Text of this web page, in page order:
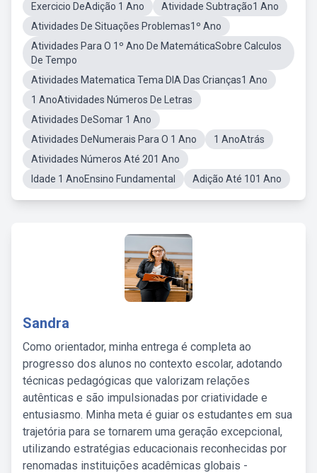
Exercicio DeAdição 1 Ano
Atividade Subtração1 Ano
Atividades De Situações Problemas1º Ano
Atividades Para O 1º Ano De MatemáticaSobre Calculos
De Tempo
Atividades Matematica Tema DIA Das Crianças1 Ano
1 AnoAtividades Números De Letras
Atividades DeSomar 1 Ano
Atividades DeNumerais Para O 1 Ano
1 AnoAtrás
Atividades Números Até 201 Ano
Idade 1 AnoEnsino Fundamental
Adição Até 101 Ano
Sandra
Como orientador, minha entrega é completa ao
progresso dos alunos no contexto escolar, adotando
técnicas pedagógicas que valorizam relações
autênticas e são impulsionadas por criatividade e
entusiasmo. Minha meta é guiar os estudantes em sua
trajetória para se tornarem uma geração excepcional,
utilizando estratégias educacionais reconhecidas por
renomadas instituições acadêmicas globais -